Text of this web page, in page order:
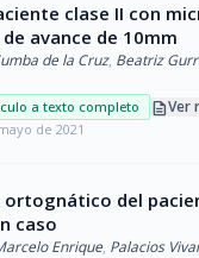
clase II con
avance de 10mm
de la Cruz, Beatriz
a texto completo descriptionVer
de 2021
del
caso
Enrique, Palacios